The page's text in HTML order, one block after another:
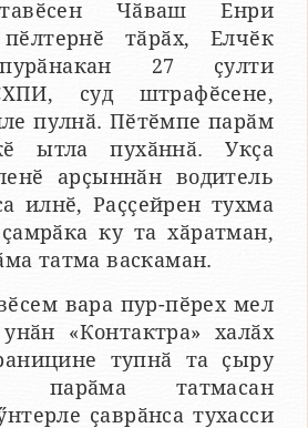
Чӑваш Енри
тӑрӑх, Елчӗк
27 ҫулти
суд штрафӗсене,
пулнӑ. Пӗтӗмпе парӑм
ытла пухӑннӑ. Укҫа
арҫыннӑн водитель
илнӗ, Раҫҫейрен тухма
ку та хӑратман,
татма васкаман.
вара пур-пӗрех мел
«Контактра» халӑх
тупнӑ та ҫыру
парӑма татмасан
ҫаврӑнса тухасси